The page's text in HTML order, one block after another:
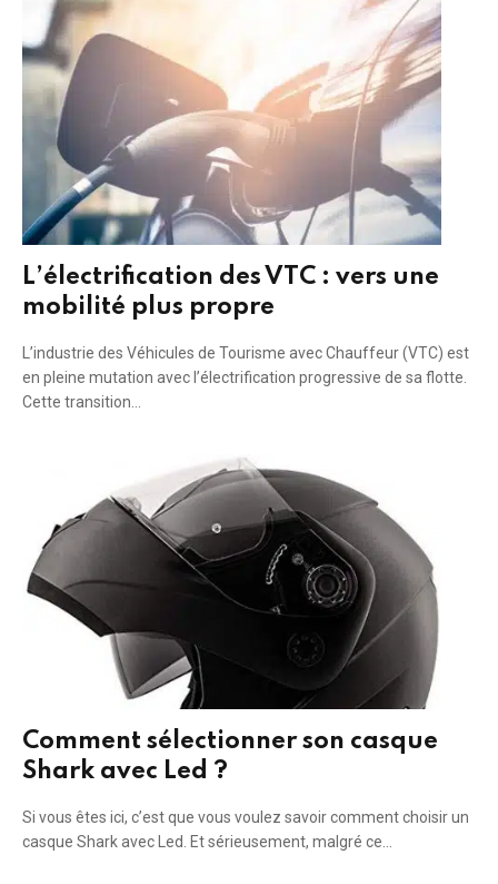
L’électrification des VTC : vers une
mobilité plus propre
L’industrie des Véhicules de Tourisme avec Chauffeur (VTC) est
en pleine mutation avec l’électrification progressive de sa flotte.
Cette transition…
Comment sélectionner son casque
Shark avec Led ?
Si vous êtes ici, c’est que vous voulez savoir comment choisir un
casque Shark avec Led. Et sérieusement, malgré ce…